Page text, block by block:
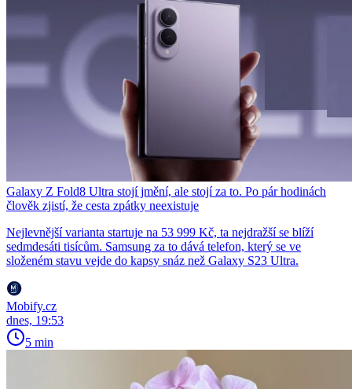
Galaxy Z Fold8 Ultra stojí jmění, ale stojí za to. Po pár hodinách
člověk zjistí, že cesta zpátky neexistuje
Nejlevnější varianta startuje na 53 999 Kč, ta nejdražší se blíží
sedmdesáti tisícům. Samsung za to dává telefon, který se ve
složeném stavu vejde do kapsy snáz než Galaxy S23 Ultra.
Mobify.cz
dnes, 19:53
5 min